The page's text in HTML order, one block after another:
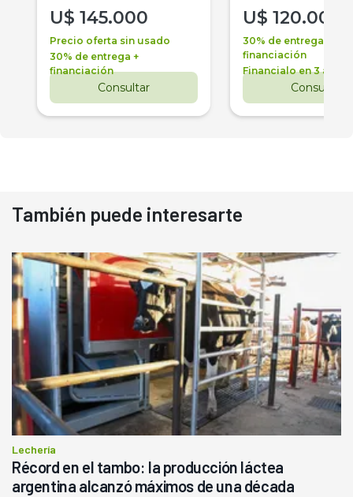
U$ 145.000
Precio oferta sin usado
30% de entrega +
financiación
Consultar
U$ 120.000
30% de entrega +
financiación
Financialo en 3 años
Consultar
También puede interesarte
Lechería
Récord en el tambo: la producción láctea
argentina alcanzó máximos de una década